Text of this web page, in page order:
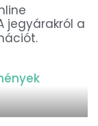
jegyárakról a